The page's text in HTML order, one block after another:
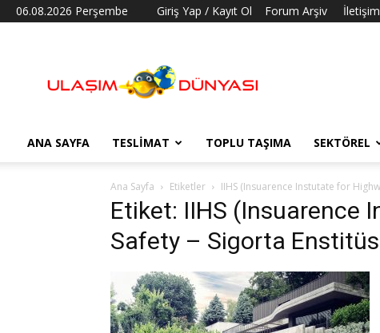
06.08.2026 Perşembe Giriş Yap / Kayıt Ol Forum Arşiv İletişim
Dünyası
ANA SAYFA TESLIMAT TOPLU TAŞIMA SEKTÖREL
Ana Sayfa Etiketler IIHS (Insuarence Instutate for
Etiket: IIHS (Insuarence
Safety – Sigorta